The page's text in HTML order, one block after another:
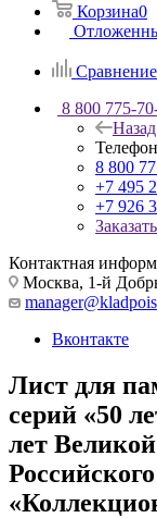
Корзина0
8 800 775-
Назад
8 800
+7 495
+7 926
Контактная
Москва, 1-й
Вконтакте
Лист для
серий «50
лет